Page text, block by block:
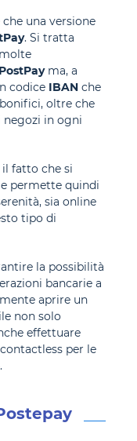
una versione
. Si tratta
PostPay ma, a
codice IBAN che
oltre che
in ogni
il fatto che si
e permette quindi
sia online
tipo di
la possibilità
bancarie a
aprire un
non solo
effettuare
per le
.